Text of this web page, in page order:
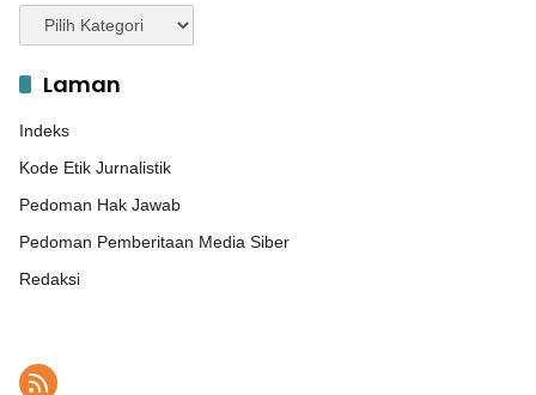
Kategori
Laman
Indeks
Kode Etik Jurnalistik
Pedoman Hak Jawab
Pedoman Pemberitaan Media Siber
Redaksi